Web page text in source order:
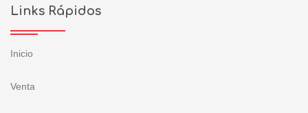
Links Rápidos
Inicio
Venta